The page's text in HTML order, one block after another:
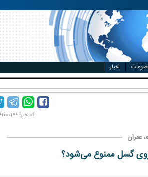
اخبار
کد خبر: ۹۶۱۰۰۰۱۷۶
عمران
گسل ممنوع می‌شود؟